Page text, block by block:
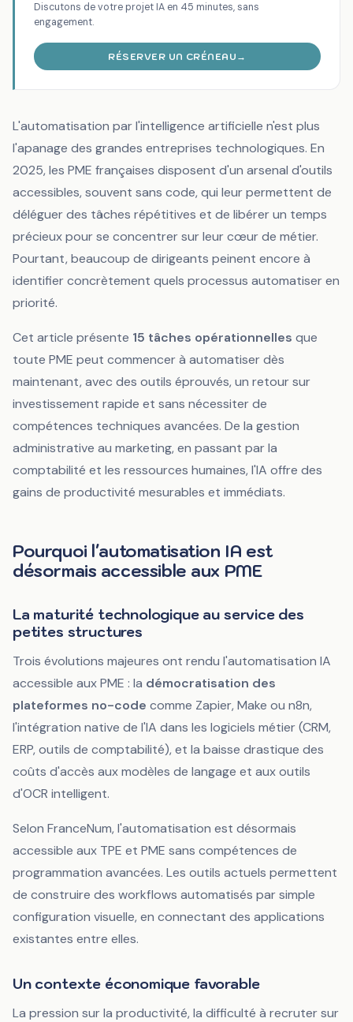
L'automatisation par l'intelligence artificielle n'est plus
l'apanage des grandes entreprises technologiques. En
2025, les PME françaises disposent d'un arsenal d'outils
accessibles, souvent sans code, qui leur permettent de
déléguer des tâches répétitives et de libérer un temps
précieux pour se concentrer sur leur cœur de métier.
Pourtant, beaucoup de dirigeants peinent encore à
identifier concrètement quels processus automatiser en
priorité.
Cet article présente 15 tâches opérationnelles que
toute PME peut commencer à automatiser dès
maintenant, avec des outils éprouvés, un retour sur
investissement rapide et sans nécessiter de
compétences techniques avancées. De la gestion
administrative au marketing, en passant par la
comptabilité et les ressources humaines, l'IA offre des
gains de productivité mesurables et immédiats.
Pourquoi l'automatisation IA est
désormais accessible aux PME
La maturité technologique au service des
petites structures
Trois évolutions majeures ont rendu l'automatisation IA
accessible aux PME : la démocratisation des
plateformes no-code comme Zapier, Make ou n8n,
l'intégration native de l'IA dans les logiciels métier (CRM,
ERP, outils de comptabilité), et la baisse drastique des
coûts d'accès aux modèles de langage et aux outils
d'OCR intelligent.
Selon FranceNum, l'automatisation est désormais
accessible aux TPE et PME sans compétences de
programmation avancées. Les outils actuels permettent
de construire des workflows automatisés par simple
configuration visuelle, en connectant des applications
existantes entre elles.
Un contexte économique favorable
La pression sur la productivité, la difficulté à recruter sur
Discutons de votre projet IA en 45 minutes, sans
engagement.
RÉSERVER UN CRÉNEAU →